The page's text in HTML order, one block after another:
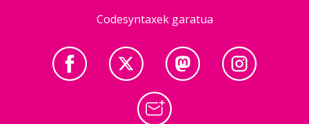
Codesyntaxek garatua